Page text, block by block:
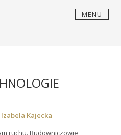
MENU
Izabela Kajecka
ruchu. Budowniczowie